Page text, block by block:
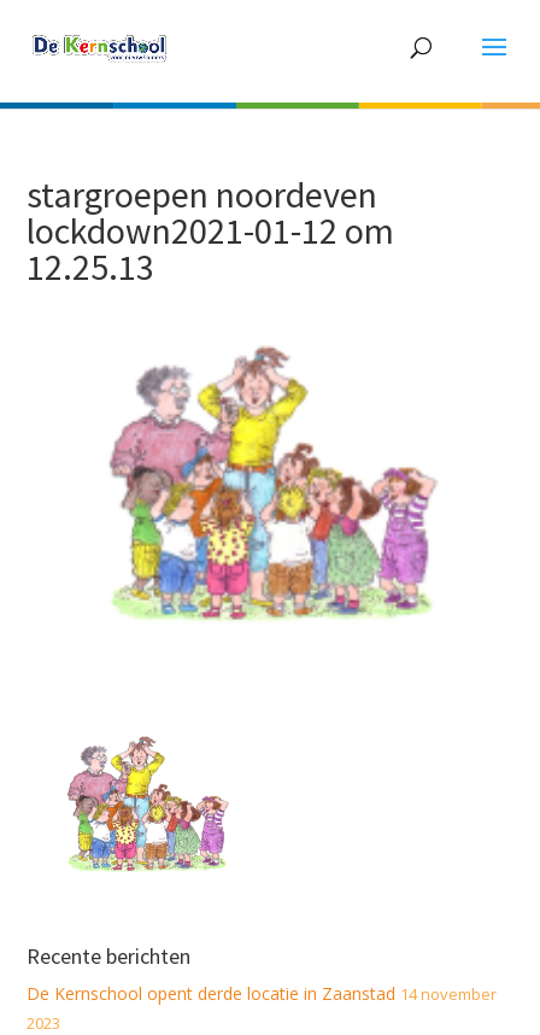
stargroepen noordeven
lockdown2021-01-12 om
12.25.13
Recente berichten
De Kernschool opent derde locatie in Zaanstad 14 november
2023